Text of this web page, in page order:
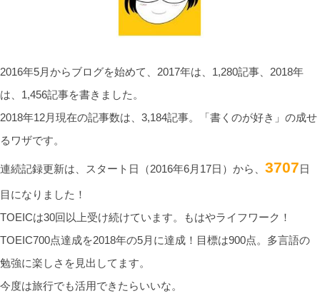
2016年5月からブログを始めて、2017年は、1,280記事、2018年
は、1,456記事を書きました。
2018年12月現在の記事数は、3,184記事。「書くのが好き」の成せ
るワザです。
連続記録更新は、スタート日（2016年6月17日）から、 3707日
目になりました！
TOEICは30回以上受け続けています。もはやライフワーク！
TOEIC700点達成を2018年の5月に達成！目標は900点。多言語の
勉強に楽しさを見出してます。
今度は旅行でも活用できたらいいな。